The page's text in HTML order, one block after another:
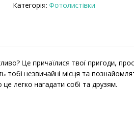
ь
ь
Категорія: Фотолистівки
Це причаїлися твої пригоди,
незвичайні місця та
легко нагадати собі та друзям.